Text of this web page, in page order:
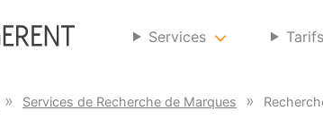
Services Tarifs
Services de Recherche de Marques